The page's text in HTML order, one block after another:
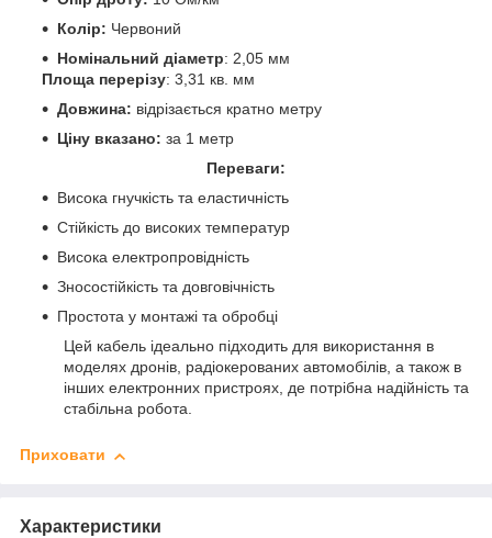
Колір: Червоний
Номінальний діаметр: 2,05 мм
Площа перерізу: 3,31 кв. мм
Довжина: відрізається кратно метру
Ціну вказано: за 1 метр
Переваги:
Висока гнучкість та еластичність
Стійкість до високих температур
Висока електропровідність
Зносостійкість та довговічність
Простота у монтажі та обробці
Цей кабель ідеально підходить для використання в
моделях дронів, радіокерованих автомобілів, а також в
інших електронних пристроях, де потрібна надійність та
стабільна робота.
Приховати
Характеристики